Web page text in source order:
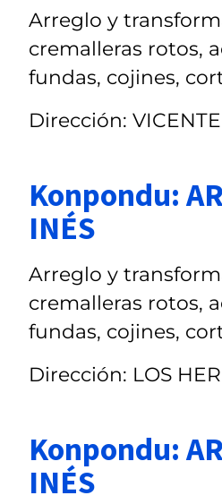
Arreglo y
cremalleras rotos,
fundas, cojines,
Dirección:
Konpondu:
INÉS
Arreglo y
cremalleras rotos,
fundas, cojines,
Dirección: LOS
Konpondu:
INÉS